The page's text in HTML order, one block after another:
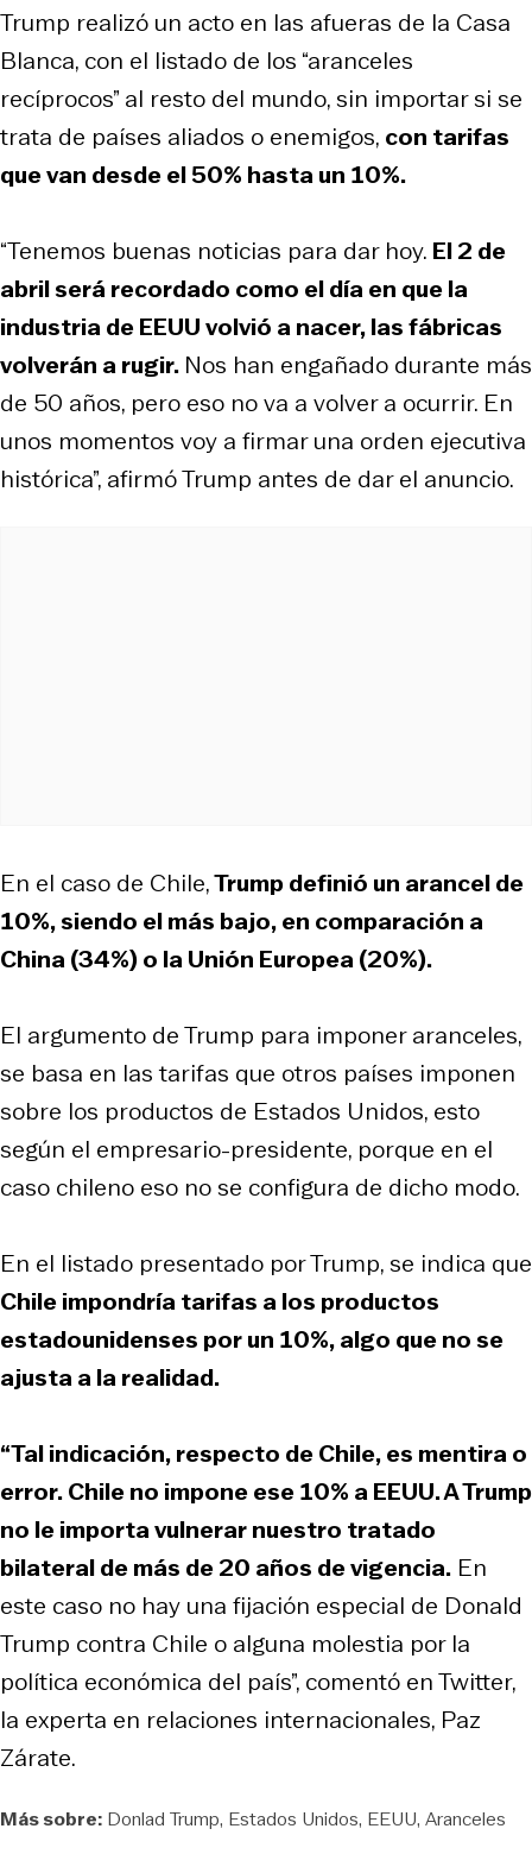
Trump realizó un acto en las afueras de la Casa
Blanca, con el listado de los “aranceles
recíprocos” al resto del mundo, sin importar si se
trata de países aliados o enemigos, con tarifas
que van desde el 50% hasta un 10%.
“Tenemos buenas noticias para dar hoy. El 2 de
abril será recordado como el día en que la
industria de EEUU volvió a nacer, las fábricas
volverán a rugir. Nos han engañado durante más
de 50 años, pero eso no va a volver a ocurrir. En
unos momentos voy a firmar una orden ejecutiva
histórica”, afirmó Trump antes de dar el anuncio.
En el caso de Chile,Trump definió un arancel de
10%, siendo el más bajo, en comparación a
China (34%) o la Unión Europea (20%).
El argumento de Trump para imponer aranceles,
se basa en las tarifas que otros países imponen
sobre los productos de Estados Unidos, esto
según el empresario-presidente, porque en el
caso chileno eso no se configura de dicho modo.
En el listado presentado por Trump, se indica que
Chile impondría tarifas a los productos
estadounidenses por un 10%, algo que no se
ajusta a la realidad.
“Tal indicación, respecto de Chile, es mentira o
error. Chile no impone ese 10% a EEUU. A Trump
no le importa vulnerar nuestro tratado
bilateral de más de 20 años de vigencia. En
este caso no hay una fijación especial de Donald
Trump contra Chile o alguna molestia por la
política económica del país”, comentó en Twitter,
la experta en relaciones internacionales, Paz
Zárate.
Más sobre: Donlad Trump Estados Unidos EEUU Aranceles